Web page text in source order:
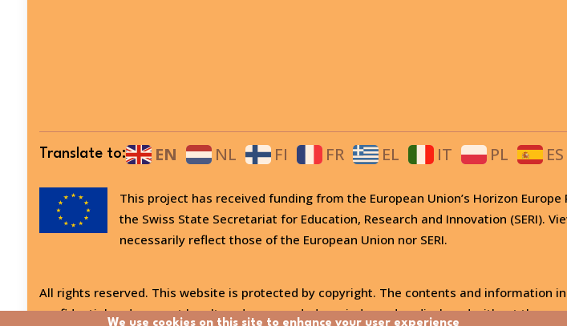
Translate to: EN NL FI FR EL IT PL ES
This project has received funding from the European Union’s Horizon
the Swiss State Secretariat for Education, Research and Innovation (SERI).
necessarily reflect those of the European Union nor SERI.
All rights reserved. This website is protected by copyright. The contents and
confidential and may not be altered or amended, copied, used or disclosed without the
We use cookies on this site to enhance your user experience